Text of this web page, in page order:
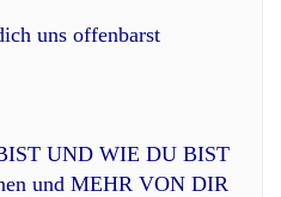
uns offenbarst
UND WIE DU BIST
und MEHR VON DIR